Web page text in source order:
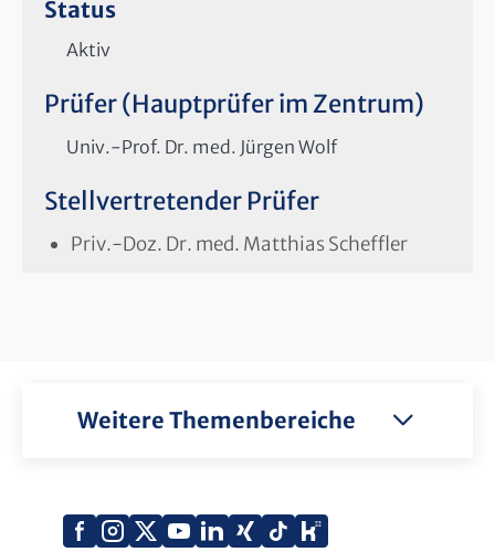
Status
Aktiv
Prüfer (Hauptprüfer im Zentrum)
Univ.-Prof. Dr. med. Jürgen Wolf
Stellvertretender Prüfer
Priv.-Doz. Dr. med. Matthias Scheffler
Weitere Themenbereiche
Facebook
Instagram
X
YouTube
LinkedIn
Xing TiktokKununu